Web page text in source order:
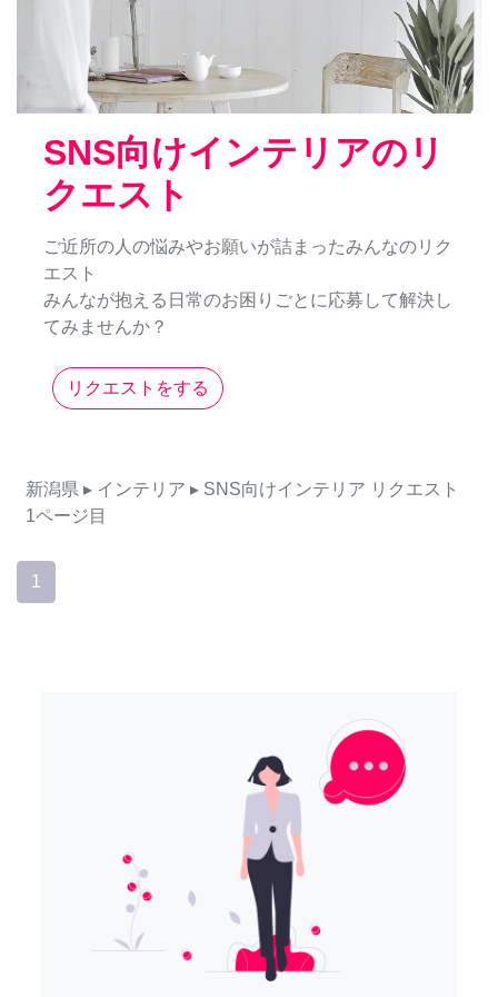
SNS向けインテリアのリ
クエスト
ご近所の人の悩みやお願いが詰まったみんなのリク
エスト
みんなが抱える日常のお困りごとに応募して解決し
てみませんか？
リクエストをする
新潟県 ▸ インテリア ▸ SNS向けインテリア リクエスト
1ページ目
1